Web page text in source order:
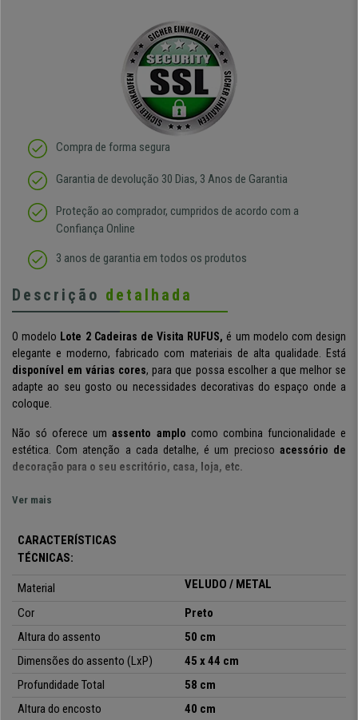
Compra de forma segura
Garantia de devolução 30 Dias, 3 Anos de Garantia
Proteção ao comprador, cumpridos de acordo com a
Confiança Online
3 anos de garantia em todos os produtos
Descrição detalhada
O modelo Lote 2 Cadeiras de Visita RUFUS, é um modelo com design
elegante e moderno, fabricado com materiais de alta qualidade. Está
disponível emvárias cores, para que possa escolher a que melhor se
adapte ao seu gosto ou necessidades decorativas do espaço onde a
coloque.
Não só oferece umassento amplo como combina funcionalidade e
estética. Com atenção a cada detalhe, é um precioso acessório de
decoração para o seu escritório, casa, loja, etc.
A cadeira é
O estofamento do assento, que inclui
suficiente para manter a cadeira como nova.
muito elegante. Cada cadeira
um peso máximo de
pernas também possuemprotetores de piso , que protegem o seu chão
Este modelo combina um design elegante e moderno com resistência e
Ver mais
CARACTERÍSTICAS
TÉCNICAS:
Material
VELUDO / METAL
Cor
Preto
Altura do assento
50 cm
Dimensões do assento (LxP)
45 x 44 cm
Profundidade Total
58 cm
Altura do encosto
40 cm